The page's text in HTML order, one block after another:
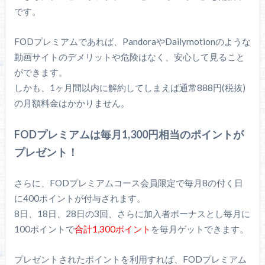
です。
FODプレミアムであれば、PandoraやDailymotionのような
動画サイトのデメリットや危険はなく、安心して見ること
ができます。
しかも、1ヶ月間以内に解約してしまえば通常888円(税抜)
の月額料金はかかりません。
FODプレミアムは毎月1,300円相当のポイントが
プレゼント！
さらに、FODプレミアムコース会員限定で毎月8の付く日
に400ポイントが付与されます。
8日、18日、28日の3回、さらに加入者ボーナスとし毎月に
100ポイントで合計1,300ポイント を毎月ゲットできます。
プレゼントされたポイントを利用すれば、FODプレミアム